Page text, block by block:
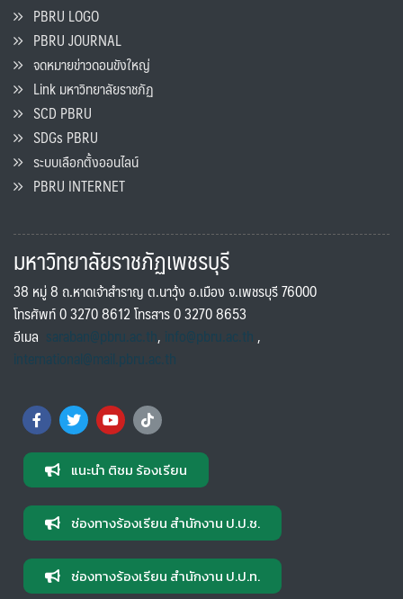
PBRU LOGO
PBRU JOURNAL
จดหมายข่าวดอนขังใหญ่
Link มหาวิทยาลัยราชภัฏ
SCD PBRU
SDGs PBRU
ระบบเลือกตั้งออนไลน์
PBRU INTERNET
มหาวิทยาลัยราชภัฏเพชรบุรี
38 หมู่ 8 ถ.หาดเจ้าสำราญ ต.นาวุ้ง อ.เมือง จ.เพชรบุรี 76000
โทรศัพท์ 0 3270 8612 โทรสาร 0 3270 8653
อีเมล saraban@pbru.ac.th, info@pbru.ac.th,
international@mail.pbru.ac.th
แนะนำ ติชม ร้องเรียน
ช่องทางร้องเรียน สำนักงาน ป.ป.ช.
ช่องทางร้องเรียน สำนักงาน ป.ป.ท.